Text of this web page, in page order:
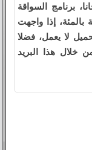
برنامج السواقة
بالمئة، إذا واجهت
لا يعمل، فضلا
خلال هذا البريد